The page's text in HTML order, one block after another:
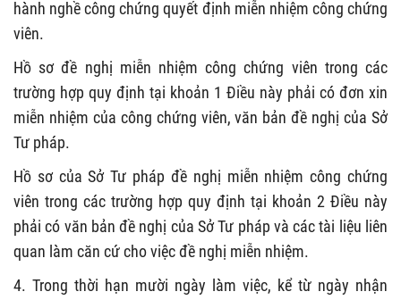
hành nghề công chứng quyết định miễn nhiệm công chứng
viên.
Hồ sơ đề nghị miễn nhiệm công chứng viên trong các
trường hợp quy định tại khoản 1 Điều này phải có đơn xin
miễn nhiệm của công chứng viên, văn bản đề nghị của Sở
Tư pháp.
Hồ sơ của Sở Tư pháp đề nghị miễn nhiệm công chứng
viên trong các trường hợp quy định tại khoản 2 Điều này
phải có văn bản đề nghị của Sở Tư pháp và các tài liệu liên
quan làm căn cứ cho việc đề nghị miễn nhiệm.
4. Trong thời hạn mười ngày làm việc, kể từ ngày nhận